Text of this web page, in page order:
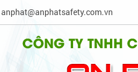
anphat@anphatsafety.com.vn